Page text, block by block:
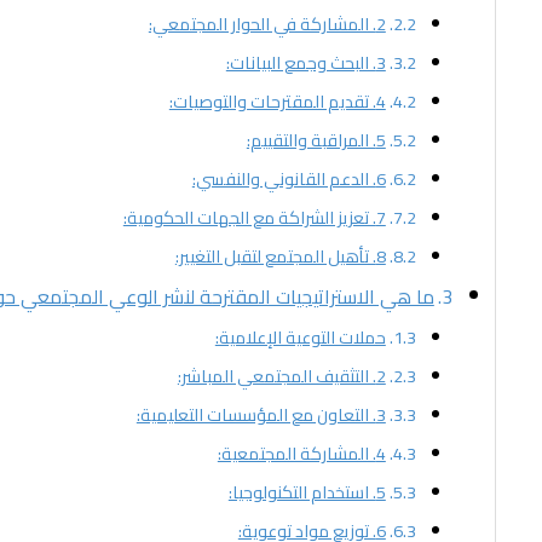
2. المشاركة في الحوار المجتمعي:
3. البحث وجمع البيانات:
4. تقديم المقترحات والتوصيات:
5. المراقبة والتقييم:
6. الدعم القانوني والنفسي:
7. تعزيز الشراكة مع الجهات الحكومية:
8. تأهيل المجتمع لتقبل التغيير:
ما هي الاستراتيجيات المقترحة لنشر الوعي المجتمعي
حملات التوعية الإعلامية:
2. التثقيف المجتمعي المباشر:
3. التعاون مع المؤسسات التعليمية:
4. المشاركة المجتمعية:
5. استخدام التكنولوجيا:
6. توزيع مواد توعوية: